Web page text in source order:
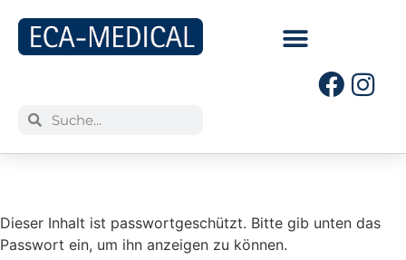
Dieser Inhalt ist passwortgeschützt. Bitte gib unten das
Passwort ein, um ihn anzeigen zu können.